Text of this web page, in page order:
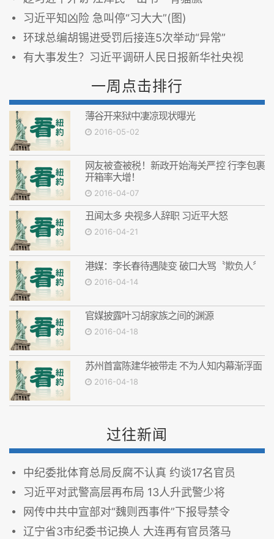
习近平知凶险 急叫停“习大大”(图)
环球总编胡锡进受罚后接连5次举动“异常”
有大事发生？习近平调研人民日报新华社央视
一周点击排行
薄谷开来狱中凄凉现状曝光
2016-05-02
网友被查被税！新政开始海关严控 行李包裹
开箱率大增！
2016-04-07
丑闻太多 央视多人辞职 习近平大怒
2016-04-21
港媒：李长春待遇陡变 破口大骂〝欺负人〞
2016-04-14
官媒披露叶习胡家族之间的渊源
2016-04-18
苏州首富陈建华被带走 不为人知内幕渐浮面
2016-04-18
过往新闻
中纪委批体育总局反腐不认真 约谈17名官员
习近平对武警高层再布局 13人升武警少将
网传中共中宣部对“魏则西事件”下报导禁令
辽宁省3市纪委书记换人 大连再有官员落马